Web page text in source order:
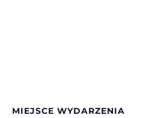
MIEJSCE WYDARZENIA